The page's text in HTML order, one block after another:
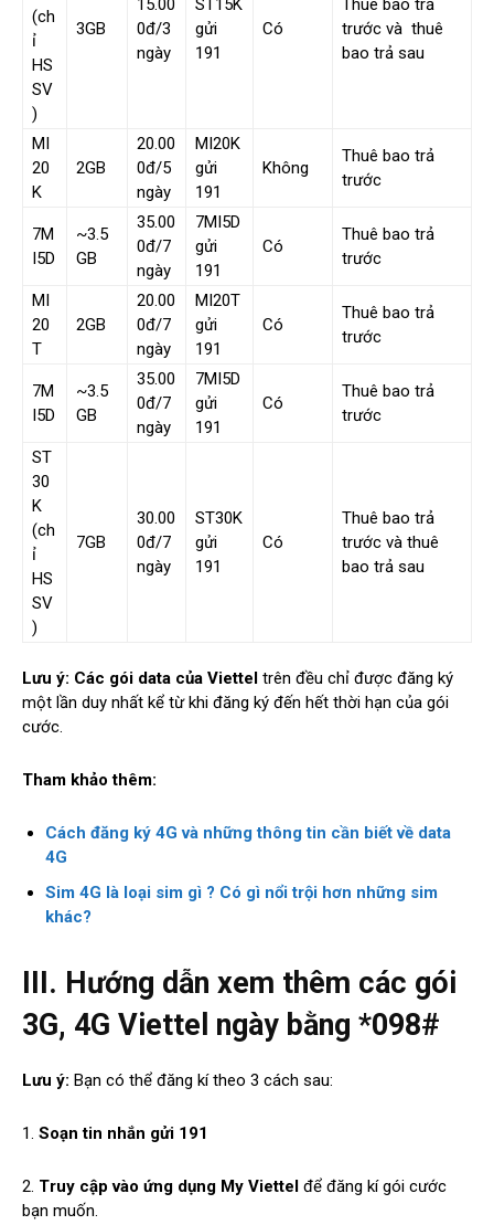
(ch
ỉ
HS
SV
)
3GB
15.00
0đ/3
ngày
ST15K
gửi
191
Có
Thuê bao trả
trước và thuê
bao trả sau
MI
20
K
2GB
20.00
0đ/5
ngày
MI20K
gửi
191
Không
Thuê bao trả
trước
7M
I5D
~3.5
GB
35.00
0đ/7
ngày
7MI5D
gửi
191
Có
Thuê bao trả
trước
MI
20
T
2GB
20.00
0đ/7
ngày
MI20T
gửi
191
Có
Thuê bao trả
trước
7M
I5D
~3.5
GB
35.00
0đ/7
ngày
7MI5D
gửi
191
Có
Thuê bao trả
trước
ST
30
K
(ch
ỉ
HS
SV
)
7GB
30.00
0đ/7
ngày
ST30K
gửi
191
Có
Thuê bao trả
trước và thuê
bao trả sau
Lưu ý: Các gói data của Viettel trên đều chỉ được đăng ký
một lần duy nhất kể từ khi đăng ký đến hết thời hạn của gói
cước.
Tham khảo thêm:
Cách đăng ký 4G và những thông tin cần biết về data
4G
Sim 4G là loại sim gì ? Có gì nổi trội hơn những sim
khác?
III. Hướng dẫn xem thêm các gói
3G, 4G Viettel ngày bằng *098#
Lưu ý: Bạn có thể đăng kí theo 3 cách sau:
1. Soạn tin nhắn gửi 191
2. Truy cập vào ứng dụng My Viettel để đăng kí gói cước
bạn muốn.